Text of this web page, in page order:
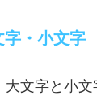
字・小文字
文字と小文